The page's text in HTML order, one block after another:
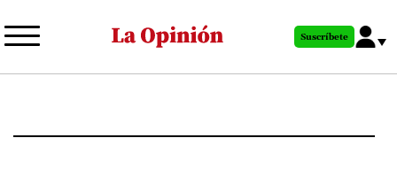
al
principal
Suscríbete